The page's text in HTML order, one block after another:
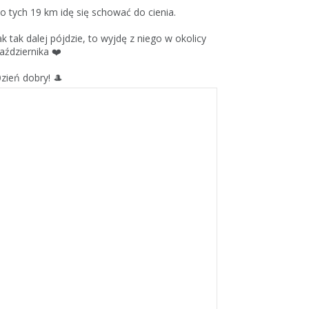
tych 19 km idę się schować do cienia.
tak dalej pójdzie, to wyjdę z niego w okolicy
❤️
dobry! 🎩